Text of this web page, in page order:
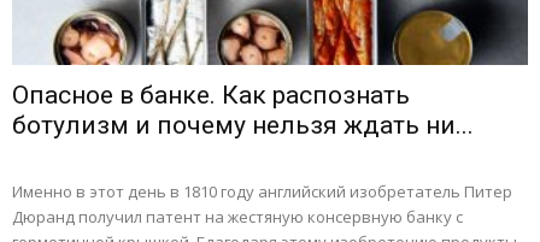
Опасное в банке. Как распознать
ботулизм и почему нельзя ждать ни...
Именно в этот день в 1810 году английский изобретатель Питер
Дюранд получил патент на жестяную консервную банку с